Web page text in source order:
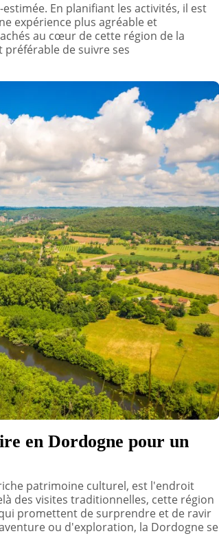
En planifiant les activités, il est
expérience plus agréable et
au cœur de cette région de la
préférable de suivre ses
en Dordogne pour un
patrimoine culturel, est l'endroit
des visites traditionnelles, cette région
promettent de surprendre et de ravir
ou d'exploration, la Dordogne se